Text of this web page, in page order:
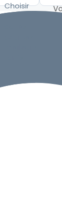
Choisir
les